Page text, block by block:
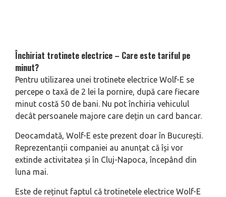
Închiriat trotinete electrice – Care este tariful pe
minut?
Pentru utilizarea unei trotinete electrice Wolf-E se
percepe o taxă de 2 lei la pornire, după care fiecare
minut costă 50 de bani. Nu pot închiria vehiculul
decât persoanele majore care dețin un card bancar.
Deocamdată, Wolf-E este prezent doar în București.
Reprezentanții companiei au anunțat că își vor
extinde activitatea și în Cluj-Napoca, începând din
luna mai.
Este de reținut faptul că trotinetele electrice Wolf-E